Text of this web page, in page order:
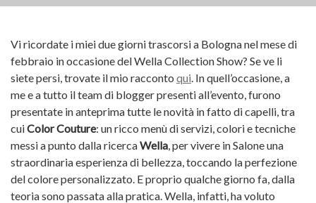
Vi ricordate i miei due giorni trascorsi a Bologna nel mese di
febbraio in occasione del Wella Collection Show? Se ve li
siete persi, trovate il mio racconto qui. In quell’occasione, a
me e a tutto il team di blogger presenti all’evento, furono
presentate in anteprima tutte le novità in fatto di capelli, tra
cuiColor Couture: un ricco menù di servizi, colori e tecniche
messi a punto dalla ricercaWella, per vivere in Salone una
straordinaria esperienza di bellezza, toccando la perfezione
del colore personalizzato. E proprio qualche giorno fa, dalla
teoria sono passata alla pratica. Wella, infatti, ha voluto